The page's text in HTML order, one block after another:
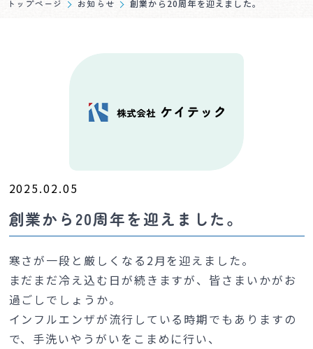
トップページ お知らせ 創業から20周年を迎えました。
2025.02.05
創業から20周年を迎えました。
寒さが一段と厳しくなる2月を迎えました。
まだまだ冷え込む日が続きますが、皆さまいかがお
過ごしでしょうか。
インフルエンザが流行している時期でもありますの
で、手洗いやうがいをこまめに行い、